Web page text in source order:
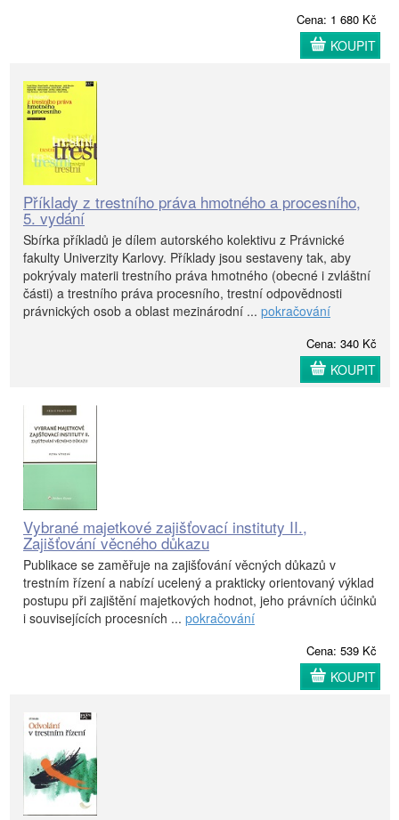
Cena: 1 680 Kč
KOUPIT
Příklady z trestního práva hmotného a procesního,
5. vydání
Sbírka příkladů je dílem autorského kolektivu z Právnické
fakulty Univerzity Karlovy. Příklady jsou sestaveny tak, aby
pokrývaly materii trestního práva hmotného (obecné i zvláštní
části) a trestního práva procesního, trestní odpovědnosti
právnických osob a oblast mezinárodní ... pokračování
Cena: 340 Kč
KOUPIT
Vybrané majetkové zajišťovací instituty II.,
Zajišťování věcného důkazu
Publikace se zaměřuje na zajišťování věcných důkazů v
trestním řízení a nabízí ucelený a prakticky orientovaný výklad
postupu při zajištění majetkových hodnot, jeho právních účinků
i souvisejících procesních ... pokračování
Cena: 539 Kč
KOUPIT